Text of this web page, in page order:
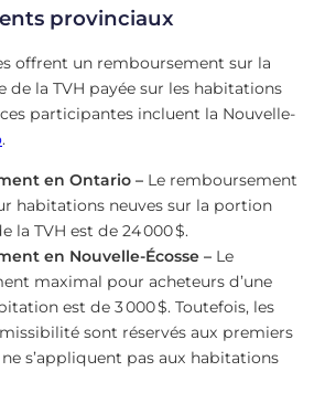
provinciaux
offrent un remboursement sur la
la TVH payée sur les habitations
participantes incluent la Nouvelle-
.
en Ontario – Le remboursement
habitations neuves sur la portion
la TVH est de 24 000 $.
en Nouvelle-Écosse – Le
maximal pour acheteurs d’une
est de 3 000 $. Toutefois, les
sont réservés aux premiers
s’appliquent pas aux habitations